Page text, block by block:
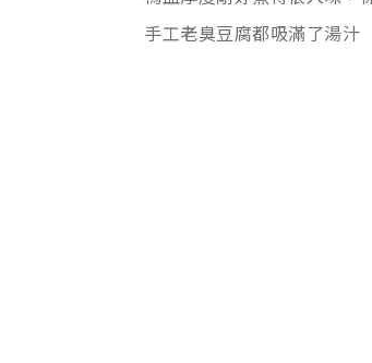
手工老臭豆腐都吸滿了湯汁